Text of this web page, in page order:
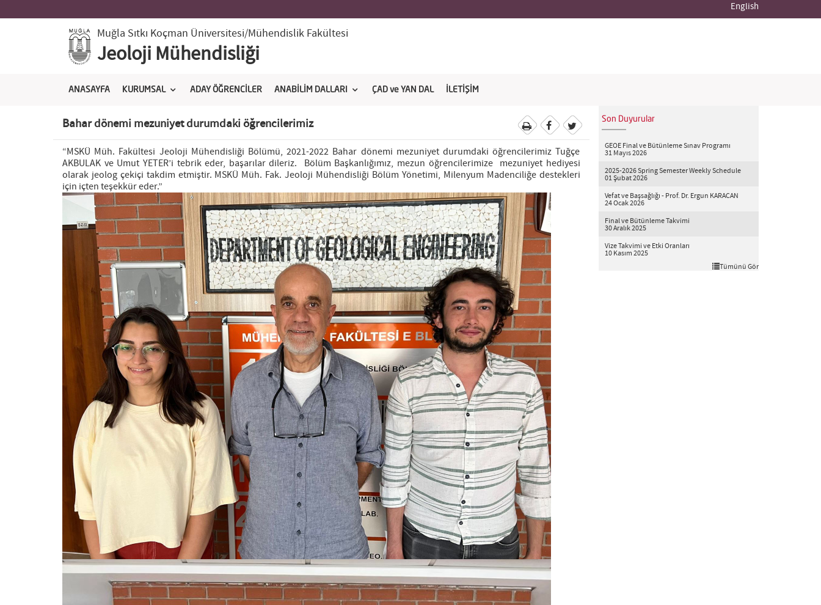
English
Muğla Sıtkı Koçman Üniversitesi/Mühendislik Fakültesi
Jeoloji Mühendisliği
ANASAYFA KURUMSAL ADAY ÖĞRENCİLER ANABİLİM DALLARI ÇAD ve YAN DAL İLETİŞİM
Bahar dönemi mezuniyet durumdaki öğrencilerimiz
“MSKÜ Müh. Fakültesi Jeoloji Mühendisliği Bölümü, 2021-2022 Bahar dönemi mezuniyet durumdaki öğrencilerimiz Tuğçe
AKBULAK ve Umut YETER’i tebrik eder, başarılar dileriz. Bölüm Başkanlığımız, mezun öğrencilerimize mezuniyet hediyesi
olarak jeolog çekiçi takdim etmiştir. MSKÜ Müh. Fak. Jeoloji Mühendisliği Bölüm Yönetimi, Milenyum Madenciliğe destekleri
için içten teşekkür eder.”
Son Duyurular
GEOE Final ve Bütünleme Sınav Programı
31 Mayıs 2026
2025-2026 Spring Semester Weekly Schedule
01 Şubat 2026
Vefat ve Başsağlığı - Prof. Dr. Ergun KARACAN
24 Ocak 2026
Final ve Bütünleme Takvimi
30 Aralık 2025
Vize Takvimi ve Etki Oranları
10 Kasım 2025
Tümünü Gör